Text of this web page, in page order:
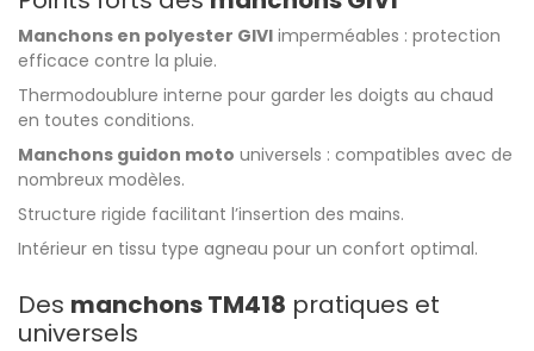
Manchons en polyester GIVI imperméables : protection
efficace contre la pluie.
Thermodoublure interne pour garder les doigts au chaud
en toutes conditions.
Manchons guidon moto universels : compatibles avec de
nombreux modèles.
Structure rigide facilitant l’insertion des mains.
Intérieur en tissu type agneau pour un confort optimal.
Des manchons TM418 pratiques et
universels